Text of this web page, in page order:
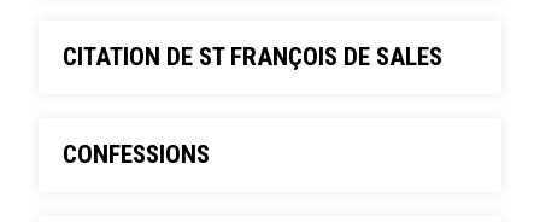
CITATION DE ST FRANÇOIS DE SALES
CONFESSIONS